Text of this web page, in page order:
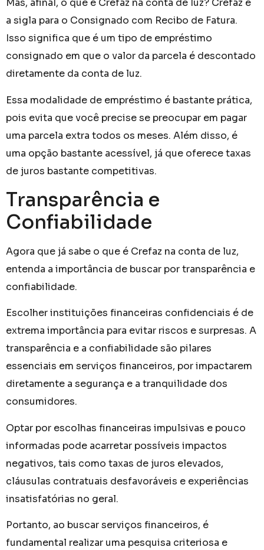
Mas, afinal, o que é Crefaz na conta de luz? Crefaz é
a sigla para o Consignado com Recibo de Fatura.
Isso significa que é um tipo de empréstimo
consignado em que o valor da parcela é descontado
diretamente da conta de luz.
Essa modalidade de empréstimo é bastante prática,
pois evita que você precise se preocupar em pagar
uma parcela extra todos os meses. Além disso, é
uma opção bastante acessível, já que oferece taxas
de juros bastante competitivas.
Transparência e
Confiabilidade
Agora que já sabe o que é Crefaz na conta de luz,
entenda a importância de buscar por transparência e
confiabilidade.
Escolher instituições financeiras confidenciais é de
extrema importância para evitar riscos e surpresas. A
transparência e a confiabilidade são pilares
essenciais em serviços financeiros, por impactarem
diretamente a segurança e a tranquilidade dos
consumidores.
Optar por escolhas financeiras impulsivas e pouco
informadas pode acarretar possíveis impactos
negativos, tais como taxas de juros elevados,
cláusulas contratuais desfavoráveis ​​e experiências
insatisfatórias no geral.
Portanto, ao buscar serviços financeiros, é
fundamental realizar uma pesquisa criteriosa e